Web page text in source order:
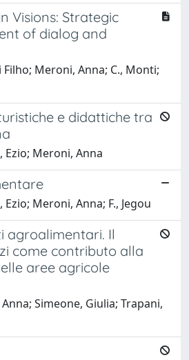
Visions: Strategic
of dialog and
Filho; Meroni, Anna; C., Monti;
e didattiche tra
Ezio; Meroni, Anna
Meroni, Anna; F., Jegou
agroalimentari. Il
come contributo alla
aree agricole
Simeone, Giulia; Trapani,